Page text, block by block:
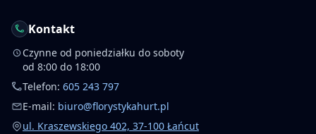
Kontakt
Czynne od poniedziałku do soboty
od 8:00 do 18:00
Telefon: 605 243 797
E-mail: biuro@florystykahurt.pl
ul. Kraszewskiego 402, 37-100 Łańcut